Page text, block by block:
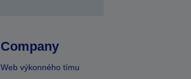
Company
Web výkonného tímu